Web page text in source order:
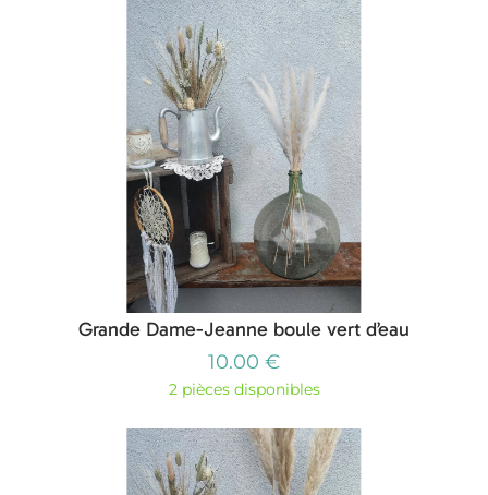
Grande Dame-Jeanne boule vert d’eau
10.00 €
2 pièces disponibles